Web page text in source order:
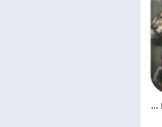
تحميل لعبه MAD ZOMBIES مهكره اخر اصدار مجانا